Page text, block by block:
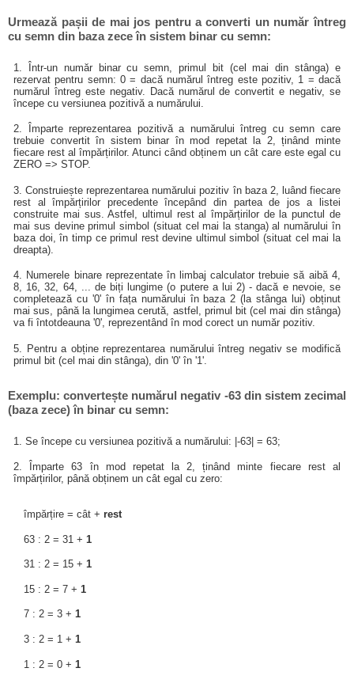
Urmează pașii de mai jos pentru a converti un număr întreg
cu semn din baza zece în sistem binar cu semn:
1. Într-un număr binar cu semn, primul bit (cel mai din stânga) e
rezervat pentru semn: 0 = dacă numărul întreg este pozitiv, 1 = dacă
numărul întreg este negativ. Dacă numărul de convertit e negativ, se
începe cu versiunea pozitivă a numărului.
2. Împarte reprezentarea pozitivă a numărului întreg cu semn care
trebuie convertit în sistem binar în mod repetat la 2, ținând minte
fiecare rest al împărțirilor. Atunci când obținem un cât care este egal cu
ZERO => STOP.
3. Construiește reprezentarea numărului pozitiv în baza 2, luând fiecare
rest al împărțirilor precedente începând din partea de jos a listei
construite mai sus. Astfel, ultimul rest al împărțirilor de la punctul de
mai sus devine primul simbol (situat cel mai la stanga) al numărului în
baza doi, în timp ce primul rest devine ultimul simbol (situat cel mai la
dreapta).
4. Numerele binare reprezentate în limbaj calculator trebuie să aibă 4,
8, 16, 32, 64, ... de biți lungime (o putere a lui 2) - dacă e nevoie, se
completează cu '0' în fața numărului în baza 2 (la stânga lui) obținut
mai sus, până la lungimea cerută, astfel, primul bit (cel mai din stânga)
va fi întotdeauna '0', reprezentând în mod corect un număr pozitiv.
5. Pentru a obține reprezentarea numărului întreg negativ se modifică
primul bit (cel mai din stânga), din '0' în '1'.
Exemplu: convertește numărul negativ -63 din sistem zecimal
(baza zece) în binar cu semn:
1. Se începe cu versiunea pozitivă a numărului: |-63| = 63;
2. Împarte 63 în mod repetat la 2, ținând minte fiecare rest al
împărțirilor, până obținem un cât egal cu zero:
împărțire = cât + rest
63 : 2 = 31 + 1
31 : 2 = 15 + 1
15 : 2 = 7 + 1
7 : 2 = 3 + 1
3 : 2 = 1 + 1
1 : 2 = 0 + 1